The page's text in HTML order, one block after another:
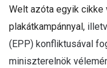
Welt azóta egyik cikke
plakátkampánnyal,
(EPP) konfliktusával
miniszterelnök